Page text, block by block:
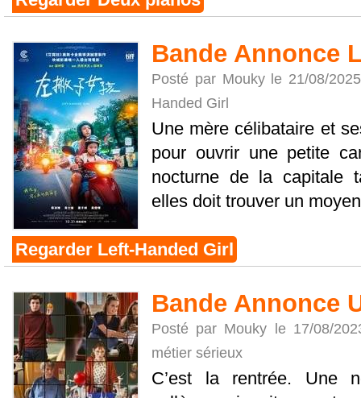
Bande Annonce
Posté par Mouky le 21/08/
Handed Girl
Une mère célibataire et
pour ouvrir une petite
nocturne de la capitale
elles doit trouver un
Regarder Left-Handed Girl
Bande Annonce
Posté par Mouky le 17/08/
métier sérieux
C’est la rentrée. Une